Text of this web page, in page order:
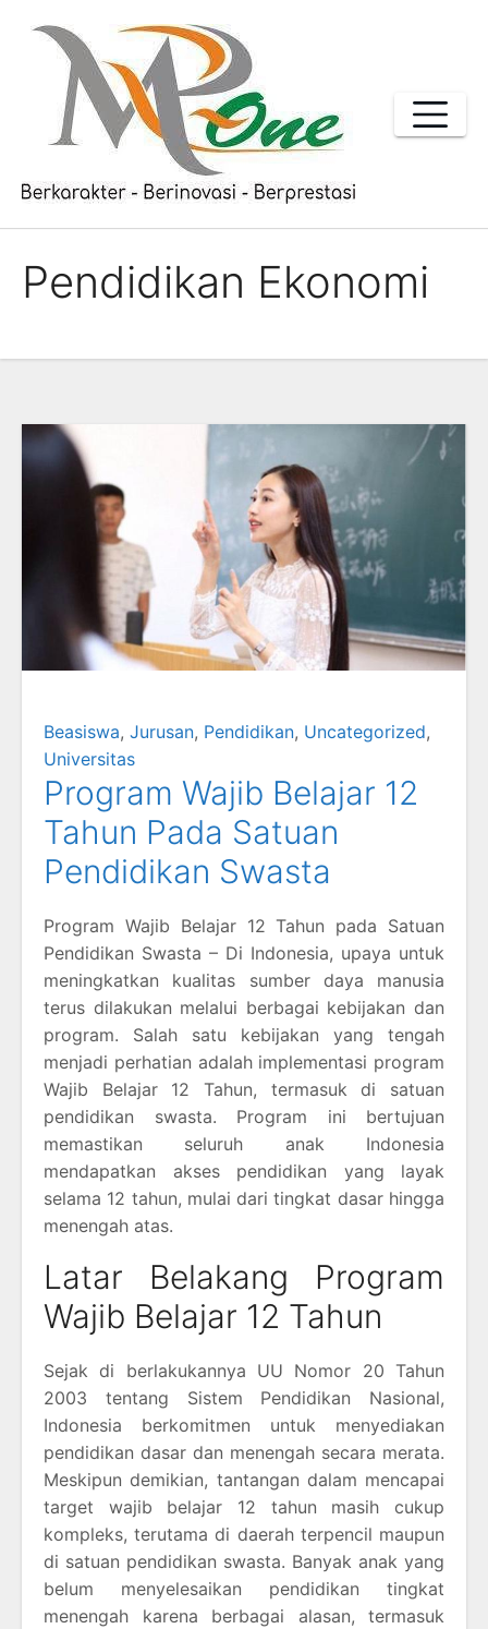
Pendidikan Ekonomi
Beasiswa, Jurusan, Pendidikan, Uncategorized,
Universitas
Program Wajib Belajar 12
Tahun Pada Satuan
Pendidikan Swasta
Program Wajib Belajar 12 Tahun pada Satuan
Pendidikan Swasta – Di Indonesia, upaya untuk
meningkatkan kualitas sumber daya manusia
terus dilakukan melalui berbagai kebijakan dan
program. Salah satu kebijakan yang tengah
menjadi perhatian adalah implementasi program
Wajib Belajar 12 Tahun, termasuk di satuan
pendidikan swasta. Program ini bertujuan
memastikan seluruh anak Indonesia
mendapatkan akses pendidikan yang layak
selama 12 tahun, mulai dari tingkat dasar hingga
menengah atas.
Latar Belakang Program
Wajib Belajar 12 Tahun
Sejak di berlakukannya UU Nomor 20 Tahun
2003 tentang Sistem Pendidikan Nasional,
Indonesia berkomitmen untuk menyediakan
pendidikan dasar dan menengah secara merata.
Meskipun demikian, tantangan dalam mencapai
target wajib belajar 12 tahun masih cukup
kompleks, terutama di daerah terpencil maupun
di satuan pendidikan swasta. Banyak anak yang
belum menyelesaikan pendidikan tingkat
menengah karena berbagai alasan, termasuk